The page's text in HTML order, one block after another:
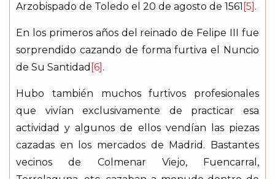
Arzobispado de Toledo el 20 de agosto de 1561 [5] .
En los primeros años del reinado de Felipe III fue
sorprendido cazando de forma furtiva el Nuncio
de Su Santidad [6] .
Hubo también muchos furtivos profesionales
que vivían exclusivamente de practicar esa
actividad y algunos de ellos vendían las piezas
cazadas en los mercados de Madrid. Bastantes
vecinos de Colmenar Viejo, Fuencarral,